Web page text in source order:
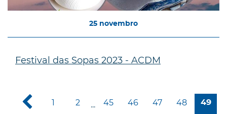
25 novembro
Festival das Sopas 2023 - ACDM
1 2 ... 45 46 47 48 49